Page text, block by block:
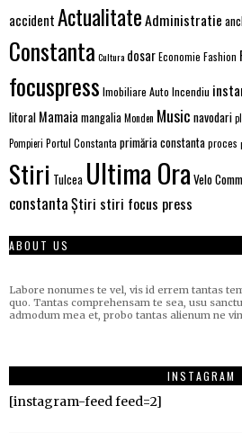
accidentActualitateAdministratie
Constanta Cultura dosarEconomie Fashion
focuspress Imobiliare Auto Incendiu
litoral Mamaia mangaliaMonden Music navodari
Pompieri Portul Constanta primăria constantaproces
Stiri Tulcea Ultima Ora Velo
constantaȘtiri stiri focus press
ABOUT US
Labore nonumes te vel, vis id errem tantas
quo. Tantas comprehensam te sea, usu
admodum mea et, probo tantas alienum ne
INSTAGRAM
[instagram-feed feed=2]